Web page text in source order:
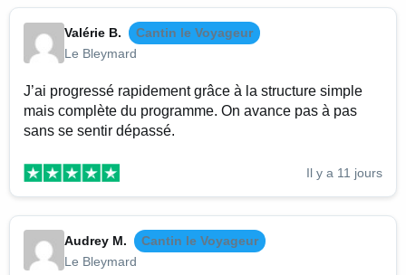
Valérie B.
Cantin le Voyageur
Le Bleymard
J’ai progressé rapidement grâce à la structure simple
mais complète du programme. On avance pas à pas
sans se sentir dépassé.
Il y a 11 jours
Audrey M.
Cantin le Voyageur
Le Bleymard